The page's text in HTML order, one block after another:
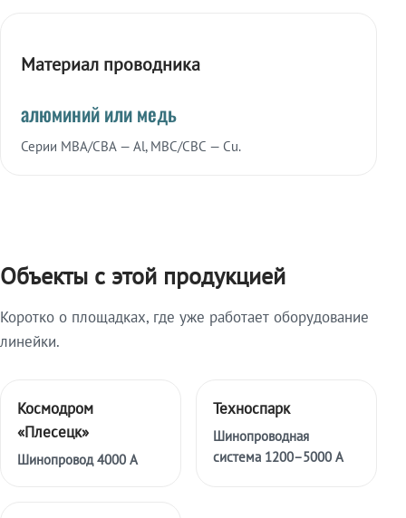
Материал проводника
алюминий или медь
Серии МВА/СВА — Al, МВС/СВС — Cu.
Объекты с этой продукцией
Коротко о площадках, где уже работает оборудование
линейки.
Космодром
«Плесецк»
Шинопровод 4000 А
Техноспарк
Шинопроводная
система 1200–5000 А